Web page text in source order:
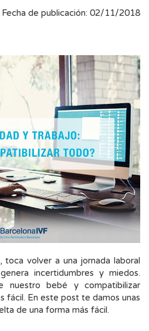
Fecha de publicación: 02/11/2018
toca volver a una jornada laboral
incertidumbres y miedos.
nuestro bebé y compatibilizar
fácil. En este post te damos unas
de una forma más fácil.